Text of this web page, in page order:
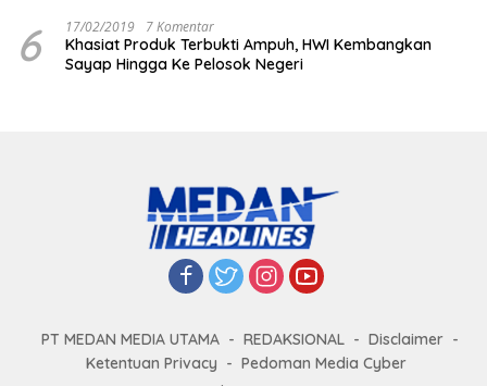
6 17/02/2019 7 Komentar
Khasiat Produk Terbukti Ampuh, HWI Kembangkan
Sayap Hingga Ke Pelosok Negeri
PT MEDAN MEDIA UTAMA REDAKSIONAL
Disclaimer
Ketentuan Privacy
Pedoman Media Cyber